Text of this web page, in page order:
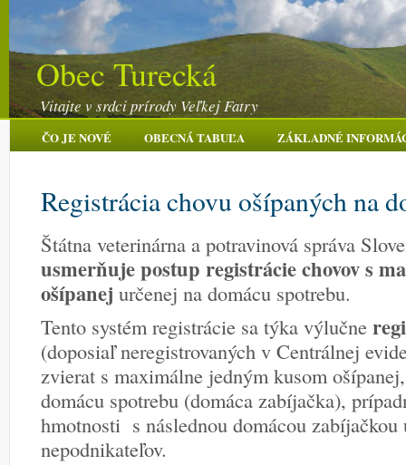
Obec Turecká
Vitajte v srdci prírody Veľkej Fatry
ČO JE NOVÉ OBECNÁ TABUĽA ZÁKLADNÉ
Registrácia chovu ošípaných na
Štátna veterinárna a potravinová správa
usmerňuje postup registrácie chovov s
ošípanej určenej na domácu spotrebu.
Tento systém registrácie sa týka výlučne
(doposiaľ neregistrovaných v Centrálnej
zvierat s maximálne jedným kusom
domácu spotrebu (domáca zabíjačka),
hmotnosti s následnou domácou
nepodnikateľov.